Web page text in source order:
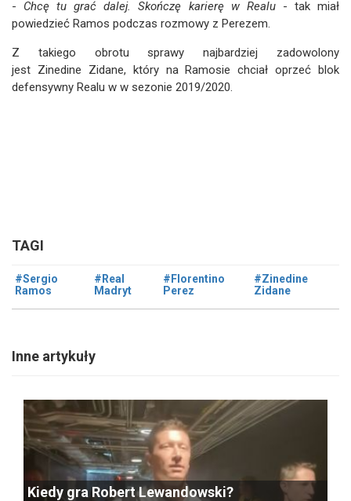
- Chcę tu grać dalej. Skończę karierę w Realu- tak miał
powiedzieć Ramos podczas rozmowy z Perezem.
Z takiego obrotu sprawy najbardziej zadowolony
jest Zinedine Zidane, który na Ramosie chciał oprzeć blok
defensywny Realu w w sezonie 2019/2020.
TAGI
#Sergio
Ramos
#Real
Madryt
#Florentino
Perez
#Zinedine
Zidane
Inne artykuły
Kiedy gra Robert Lewandowski?